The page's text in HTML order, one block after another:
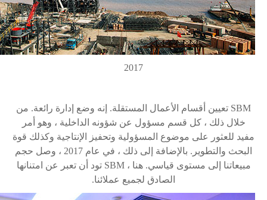
2017
SBM تعيين أقسام الأعمال المستقلة. إنه وضع إدارة رائعة. من
خلال ذلك ، كل قسم مسؤول عن شؤونه الداخلية ، وهو أمر
مفيد للعثور على موضوع المسؤولية وتحفيز الإنتاجية وكذلك قوة
البحث والتطوير. بالإضافة إلى ذلك ، في عام 2017 ، وصل حجم
مبيعاتنا إلى مستوى قياسي. هنا ،SBM تود أن تعبر عن امتنانها
الصادق لجميع عملائنا.